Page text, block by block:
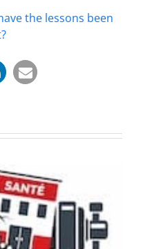
the lessons been